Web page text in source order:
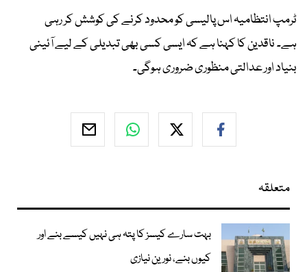
ٹرمپ انتظامیہ اس پالیسی کو محدود کرنے کی کوشش کر رہی
ہے۔ ناقدین کا کہنا ہے کہ ایسی کسی بھی تبدیلی کے لیے آئینی
بنیاد اور عدالتی منظوری ضروری ہوگی۔
متعلقہ
بہت سارے کیسز کا پتہ ہی نہیں کیسے بنے اور
کیوں بنے، نورین نیازی